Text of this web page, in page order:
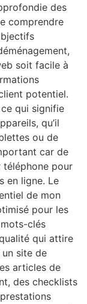
des
comprendre
soit facile à
potentiel.
ce qui signifie
qu’il
ou de
car de
téléphone pour
en ligne. Le
de mon
pour les
clés
qui attire
site de
articles de
des checklists